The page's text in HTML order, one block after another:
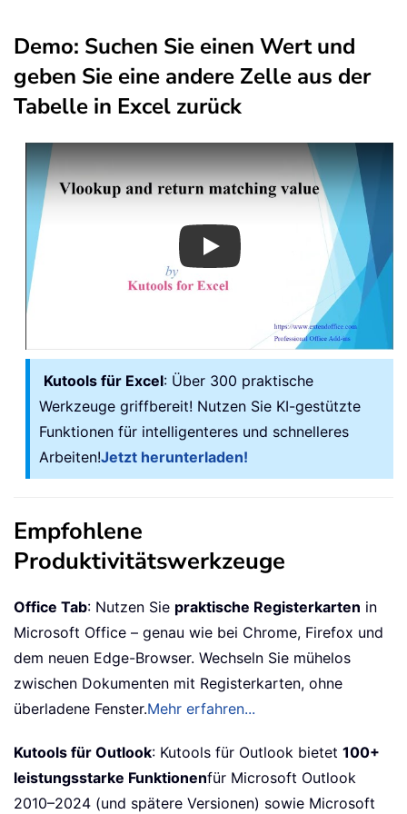
Demo: Suchen Sie einen Wert und
geben Sie eine andere Zelle aus der
Tabelle in Excel zurück
Play
Kutools für Excel: Über 300 praktische
Werkzeuge griffbereit! Nutzen Sie KI-gestützte
Funktionen für intelligenteres und schnelleres
Arbeiten!Jetzt herunterladen!
Empfohlene
Produktivitätswerkzeuge
Office Tab: Nutzen Sie praktische Registerkarten in
Microsoft Office – genau wie bei Chrome, Firefox und
dem neuen Edge-Browser. Wechseln Sie mühelos
zwischen Dokumenten mit Registerkarten, ohne
überladene Fenster.Mehr erfahren...
Kutools für Outlook: Kutools für Outlook bietet 100+
leistungsstarke Funktionenfür Microsoft Outlook
2010–2024 (und spätere Versionen) sowie Microsoft